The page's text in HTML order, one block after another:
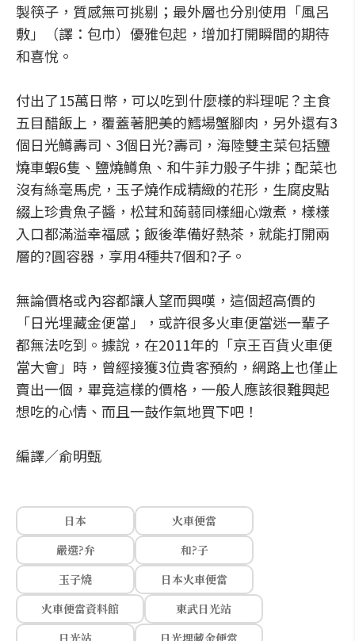
製筷子，質感無可挑剔；最外層也分別使用「風呂
敷」（譯：包巾）優雅包起，增加打開瞬間的期待
和喜悅。
付出了15萬日幣，可以吃到什麼樣的料理呢？主食
五目醋飯上，覆蓋著肥美的鱈場蟹腳肉，另外還有3
個日光鱒壽司、3個日光?壽司，海陸雙主菜包括鹽
燒車蝦6隻、鹽燒鱒魚、和牛菲力骰子牛排；配菜也
沒有絲毫馬虎，玉子燒作成精緻的花形，生腐皮點
綴上珍貴魚子醬，松茸和蒟蒻同樣細心燉煮，樣樣
入口都滿溢幸福感；飯後準備好熱茶，就能打開兩
層的?圓容器，享用4種共7個和?子。
無論價格或內容都讓人望而興嘆，這個超高價的
「日光埋藏金便當」，或許很多火車便當迷一輩子
都無法吃到。據說，在2011年的「京王百貨火車便
當大會」時，曾經接獲3位貴客預約，網路上也僅止
賣出一個，畢竟這樣的價格，一般人應該很難興起
想吃的心情、而且一鼓作氣地買下吧！
編譯／俞明甄
日本
火車便當
嚴選?弁
和?子
玉子燒
日本火車便當
火車便當資料館
東武日光站
日光站
日光埋藏金便當